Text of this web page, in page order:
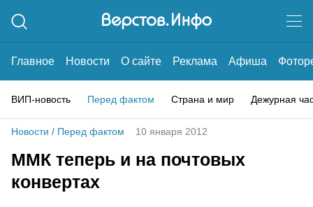
Главное Новости О сайте Реклама Афиша
ВИП-новость Перед фактом Страна и мир Дежурная
Новости / Перед фактом 10 января 2012
ММК теперь и на почтовых
конвертах